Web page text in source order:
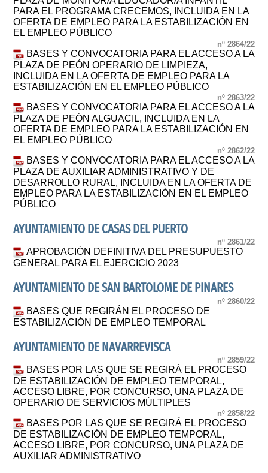
PARA EL PROGRAMA CRECEMOS, INCLUIDA EN LA
OFERTA DE EMPLEO PARA LA ESTABILIZACIÓN EN
EL EMPLEO PÚBLICO
nº 2864/22
BASES Y CONVOCATORIA PARA EL ACCESO A LA
PLAZA DE PEÓN OPERARIO DE LIMPIEZA,
INCLUIDA EN LA OFERTA DE EMPLEO PARA LA
ESTABILIZACIÓN EN EL EMPLEO PÚBLICO
nº 2863/22
BASES Y CONVOCATORIA PARA EL ACCESO A LA
PLAZA DE PEÓN ALGUACIL, INCLUIDA EN LA
OFERTA DE EMPLEO PARA LA ESTABILIZACIÓN EN
EL EMPLEO PÚBLICO
nº 2862/22
BASES Y CONVOCATORIA PARA EL ACCESO A LA
PLAZA DE AUXILIAR ADMINISTRATIVO Y DE
DESARROLLO RURAL, INCLUIDA EN LA OFERTA DE
EMPLEO PARA LA ESTABILIZACIÓN EN EL EMPLEO
PÚBLICO
AYUNTAMIENTO DE CASAS DEL PUERTO
nº 2861/22
APROBACIÓN DEFINITIVA DEL PRESUPUESTO
GENERAL PARA EL EJERCICIO 2023
AYUNTAMIENTO DE SAN BARTOLOME DE PINARES
nº 2860/22
BASES QUE REGIRÁN EL PROCESO DE
ESTABILIZACIÓN DE EMPLEO TEMPORAL
AYUNTAMIENTO DE NAVARREVISCA
nº 2859/22
BASES POR LAS QUE SE REGIRÁ EL PROCESO
DE ESTABILIZACIÓN DE EMPLEO TEMPORAL,
ACCESO LIBRE, POR CONCURSO, UNA PLAZA DE
OPERARIO DE SERVICIOS MÚLTIPLES
nº 2858/22
BASES POR LAS QUE SE REGIRÁ EL PROCESO
DE ESTABILIZACIÓN DE EMPLEO TEMPORAL,
ACCESO LIBRE, POR CONCURSO, UNA PLAZA DE
AUXILIAR ADMINISTRATIVO